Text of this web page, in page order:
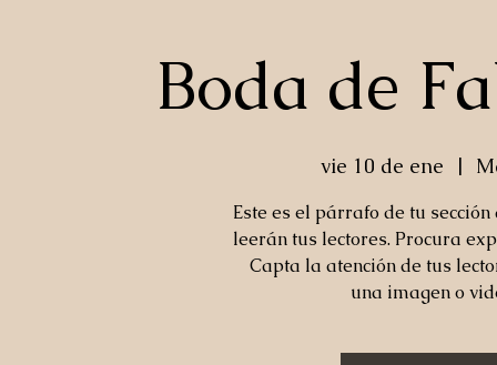
Boda de
vie 10 de ene
  |
Este es el párrafo de tu
leerán tus lectores. Procura
Capta la atención de tus
una imagen o